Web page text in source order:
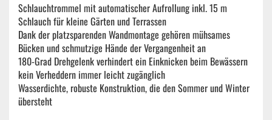
Schlauchtrommel mit automatischer Aufrollung inkl. 15 m
Schlauch für kleine Gärten und Terrassen
Dank der platzsparenden Wandmontage gehören mühsames
Bücken und schmutzige Hände der Vergangenheit an
180-Grad Drehgelenk verhindert ein Einknicken beim Bewässern
kein Verheddern immer leicht zugänglich
Wasserdichte, robuste Konstruktion, die den Sommer und Winter
übersteht